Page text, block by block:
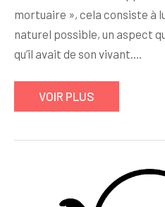
mortuaire », cela consiste à
naturel possible, un aspect
qu’il avait de son vivant.…
VOIR PLUS